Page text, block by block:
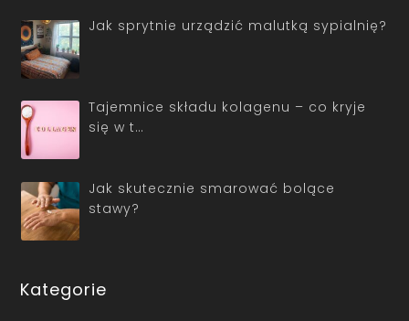
Jak sprytnie urządzić malutką sypialnię?
Tajemnice składu kolagenu – co kryje
się w t…
Jak skutecznie smarować bolące
stawy?
Kategorie